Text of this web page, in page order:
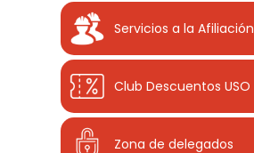
Servicios a la Afiliación
Club Descuentos USO
Zona de delegados